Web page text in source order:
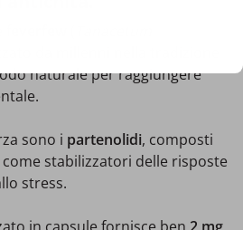
naturale per raggiungere
sono i partenolidi, composti
stabilizzatori delle risposte
stress.